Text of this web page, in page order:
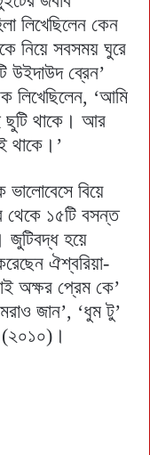
লিখেছিলেন কেন
নিয়ে সবসময় ঘুরে
উইদাউদ ব্রেন’
লিখেছিলেন, ‘আমি
ছুটি থাকে। আর
থাকে।’
বিয়ে
থেকে ১৫টি বসন্ত
জুটিবদ্ধ হয়ে
ঐশ্বরিয়া-
অক্ষর প্রেম কে’
জান’, ‘ধুম টু’
(২০১০)।